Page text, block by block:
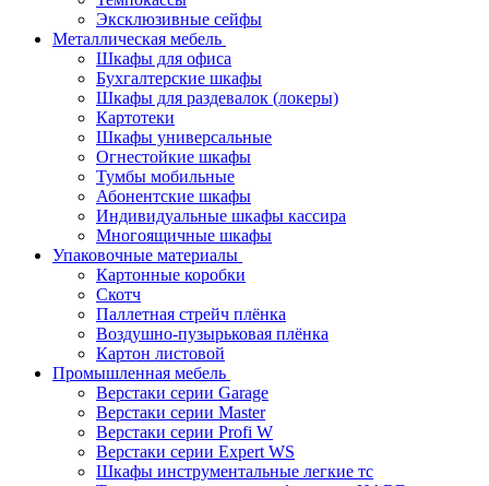
Эксклюзивные сейфы
Металлическая мебель
Шкафы для офиса
Бухгалтерские шкафы
Шкафы для раздевалок (локеры)
Картотеки
Шкафы универсальные
Огнестойкие шкафы
Тумбы мобильные
Абонентские шкафы
Индивидуальные шкафы кассира
Многоящичные шкафы
Упаковочные материалы
Картонные коробки
Скотч
Паллетная стрейч плёнка
Воздушно-пузырьковая плёнка
Картон листовой
Промышленная мебель
Верстаки серии Garage
Верстаки серии Master
Верстаки серии Profi W
Верстаки серии Expert WS
Шкафы инструментальные легкие тс